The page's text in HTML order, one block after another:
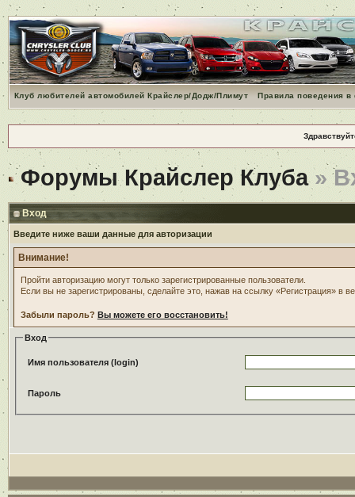
Клуб любителей автомобилей Крайслер/Додж/Плимут Правила поведения
Форумы Крайслер Клуба»
Вход
Введите ниже ваши данные для авторизации
Внимание!
Пройти авторизацию могут только зарегистрированные пользователи.
Если вы не зарегистрированы, сделайте это, нажав на ссылку «Регистрация» в
Забыли пароль? Вы можете его восстановить!
Вход
Имя пользователя (login)
Пароль